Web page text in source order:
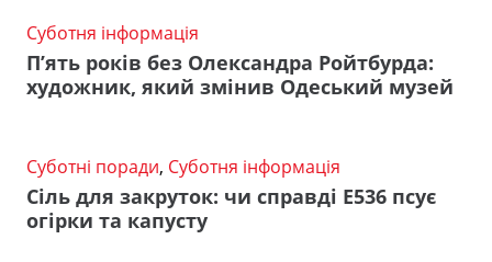
Суботня інформація
П’ять років без Олександра Ройтбурда:
художник, який змінив Одеський музей
Суботні поради, Суботня інформація
Сіль для закруток: чи справді Е536 псує
огірки та капусту